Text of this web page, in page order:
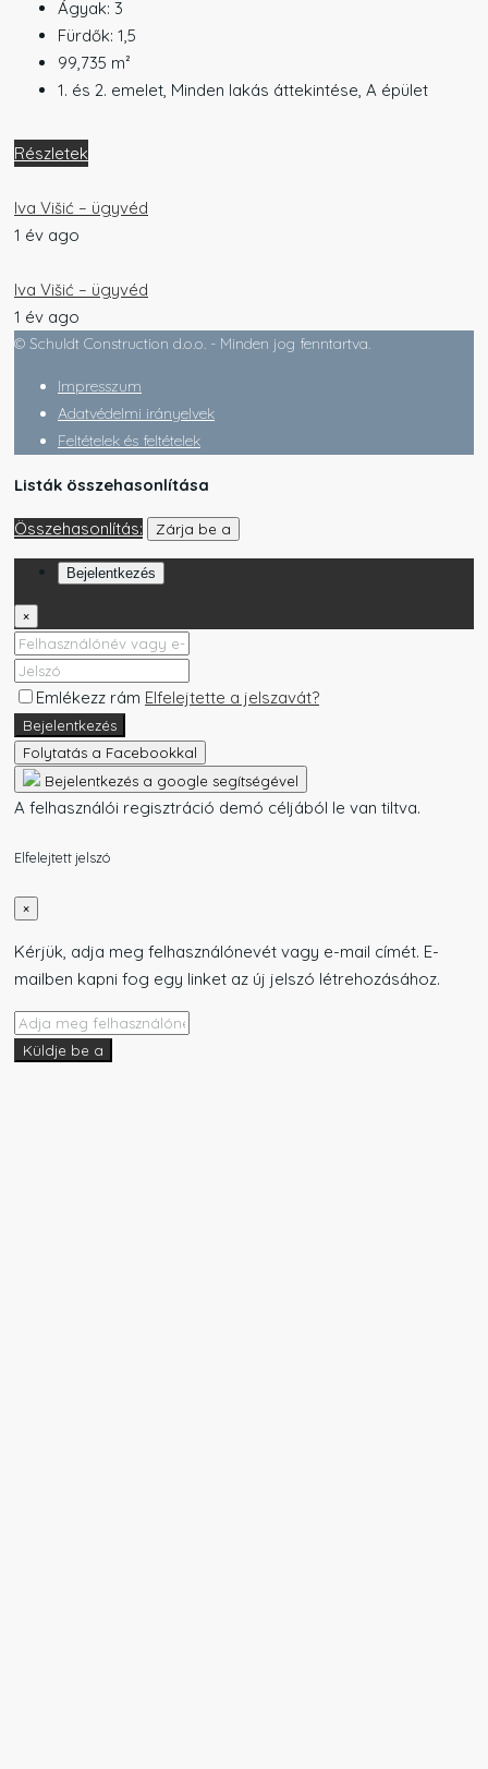
Ágyak: 3
Fürdők: 1,5
99,735 m²
1. és 2. emelet, Minden lakás áttekintése, A épület
Részletek
Iva Višić – ügyvéd
1 év ago
Iva Višić – ügyvéd
1 év ago
© Schuldt Construction d.o.o. - Minden jog fenntartva.
Impresszum
Adatvédelmi irányelvek
Feltételek és feltételek
Listák összehasonlítása
Összehasonlítás: Zárja be a
Bejelentkezés
×
Emlékezz rám Elfelejtette a jelszavát?
Bejelentkezés
Folytatás a Facebookkal
Bejelentkezés a google segítségével
A felhasználói regisztráció demó céljából le van tiltva.
Elfelejtett jelszó
×
Kérjük, adja meg felhasználónevét vagy e-mail címét. E-
mailben kapni fog egy linket az új jelszó létrehozásához.
Küldje be a